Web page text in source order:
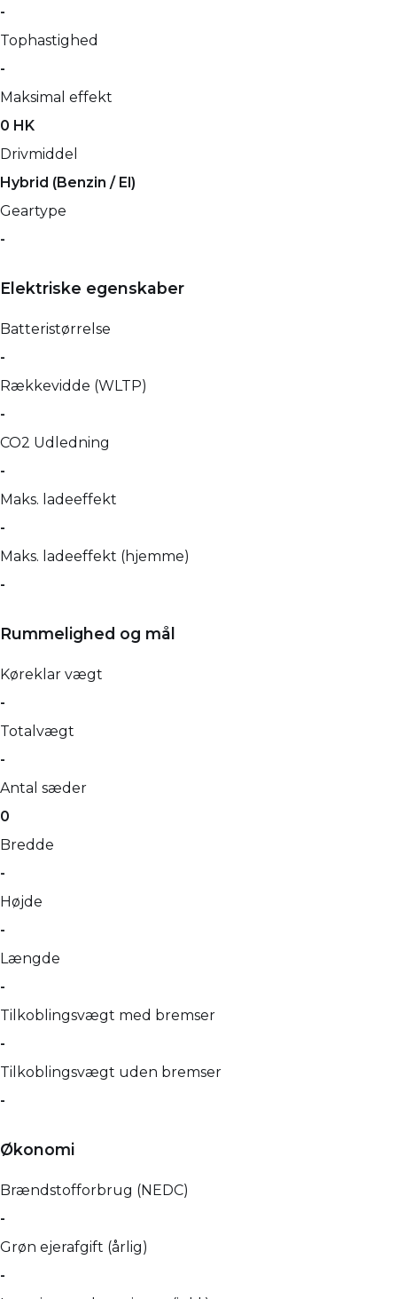
-
Tophastighed
-
Maksimal effekt
0 HK
Drivmiddel
Hybrid (Benzin / El)
Geartype
-
Elektriske egenskaber
Batteristørrelse
-
Rækkevidde (WLTP)
-
CO2 Udledning
-
Maks. ladeeffekt
-
Maks. ladeeffekt (hjemme)
-
Rummelighed og mål
Køreklar vægt
-
Totalvægt
-
Antal sæder
0
Bredde
-
Højde
-
Længde
-
Tilkoblingsvægt med bremser
-
Tilkoblingsvægt uden bremser
-
Økonomi
Brændstofforbrug (NEDC)
-
Grøn ejerafgift (årlig)
-